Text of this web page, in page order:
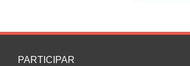
PARTICIPAR